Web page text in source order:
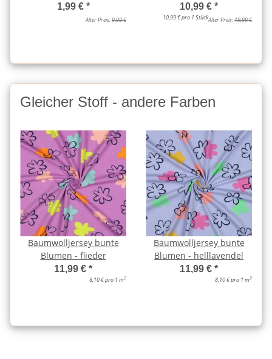
1,99 € *
Alter Preis:9,99 €
10,99 € *
10,99 € pro 1 StückAlter Preis:19,99 €
Gleicher Stoff - andere Farben
Baumwolljersey bunte
Blumen - flieder
11,99 € *
8,10 € pro 1 m2
Baumwolljersey bunte
Blumen - helllavendel
11,99 € *
8,10 € pro 1 m2